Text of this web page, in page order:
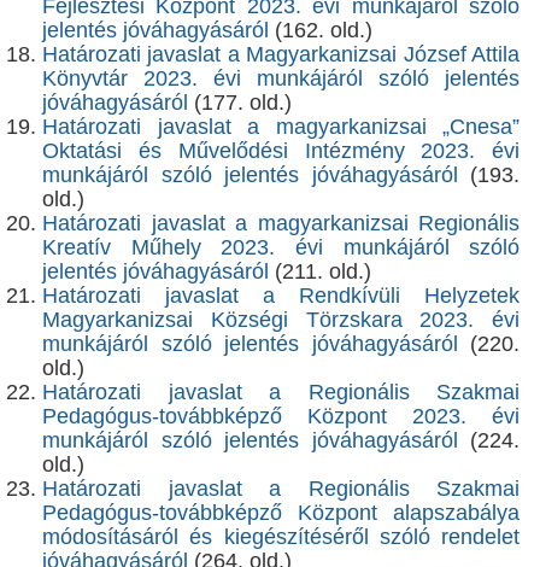
Fejlesztési Központ 2023. évi munkájáról szóló
jelentés jóváhagyásáról (162. old.)
Határozati javaslat a Magyarkanizsai József Attila
Könyvtár 2023. évi munkájáról szóló jelentés
jóváhagyásáról (177. old.)
Határozati javaslat a magyarkanizsai „Cnesa”
Oktatási és Művelődési Intézmény 2023. évi
munkájáról szóló jelentés jóváhagyásáról (193.
old.)
Határozati javaslat a magyarkanizsai Regionális
Kreatív Műhely 2023. évi munkájáról szóló
jelentés jóváhagyásáról (211. old.)
Határozati javaslat a Rendkívüli Helyzetek
Magyarkanizsai Községi Törzskara 2023. évi
munkájáról szóló jelentés jóváhagyásáról (220.
old.)
Határozati javaslat a Regionális Szakmai
Pedagógus-továbbképző Központ 2023. évi
munkájáról szóló jelentés jóváhagyásáról (224.
old.)
Határozati javaslat a Regionális Szakmai
Pedagógus-továbbképző Központ alapszabálya
módosításáról és kiegészítéséről szóló rendelet
jóváhagyásáról (264. old.)